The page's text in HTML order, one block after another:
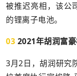
被推迟亮相，该公
的锂离子电池。
03 2021年胡润富
3月2日，胡润研究